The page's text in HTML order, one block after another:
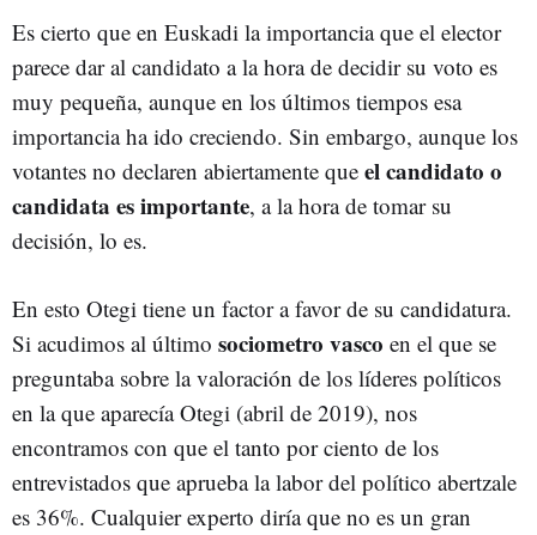
Es cierto que en Euskadi la importancia que el elector
parece dar al candidato a la hora de decidir su voto es
muy pequeña, aunque en los últimos tiempos esa
importancia ha ido creciendo. Sin embargo, aunque los
votantes no declaren abiertamente que el candidato o
candidata es importante, a la hora de tomar su
decisión, lo es.
En esto Otegi tiene un factor a favor de su candidatura.
Si acudimos al último sociometro vasco en el que se
preguntaba sobre la valoración de los líderes políticos
en la que aparecía Otegi (abril de 2019), nos
encontramos con que el tanto por ciento de los
entrevistados que aprueba la labor del político abertzale
es 36%. Cualquier experto diría que no es un gran